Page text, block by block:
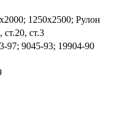
1250х2500; Рулон
ст.20, ст.3
97; 9045-93; 19904-90